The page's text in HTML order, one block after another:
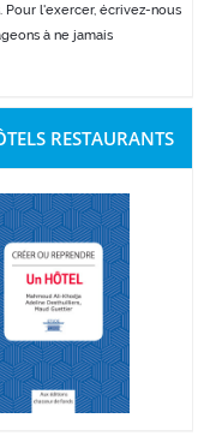
Pour l'exercer, écrivez-nous
à ne jamais
RESTAURANTS